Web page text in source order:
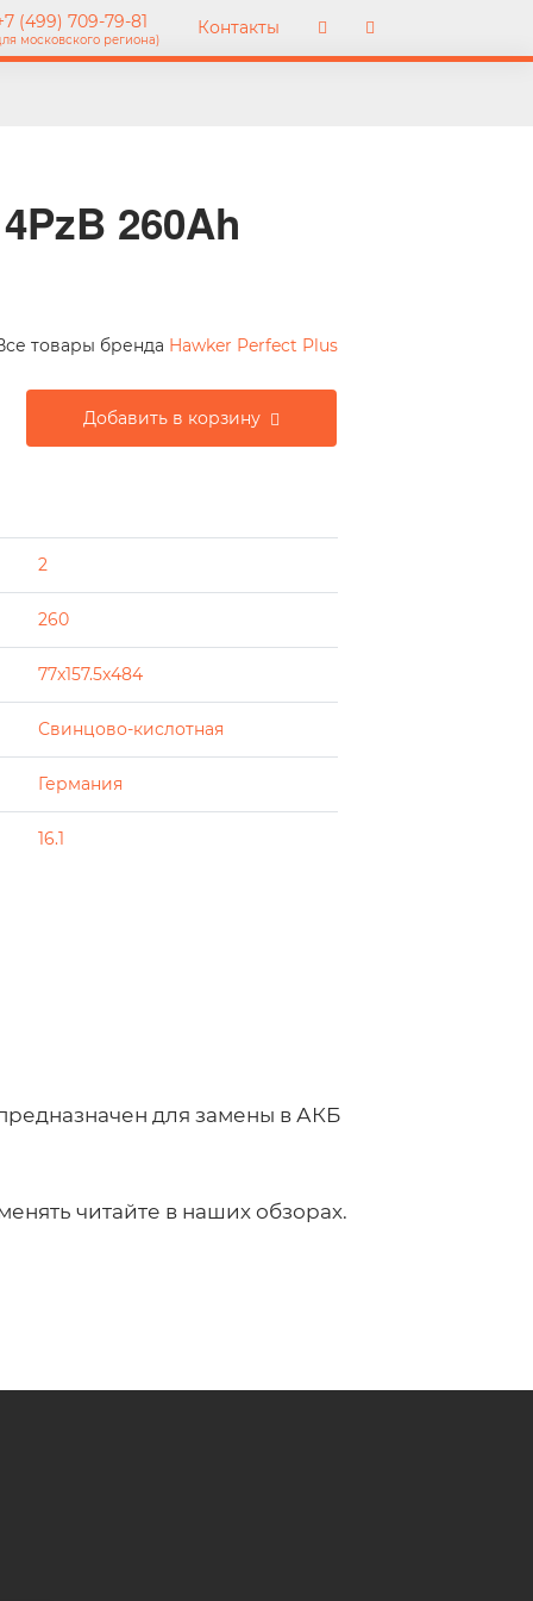
(499) 709-79-81
московского региона)
Контакты
260Ah
товары бренда Hawker Perfect Plus
Добавить в корзину
2
260
77x157.5x484
Свинцово-кислотная
Германия
16.1
для замены в АКБ
читайте в наших обзорах.